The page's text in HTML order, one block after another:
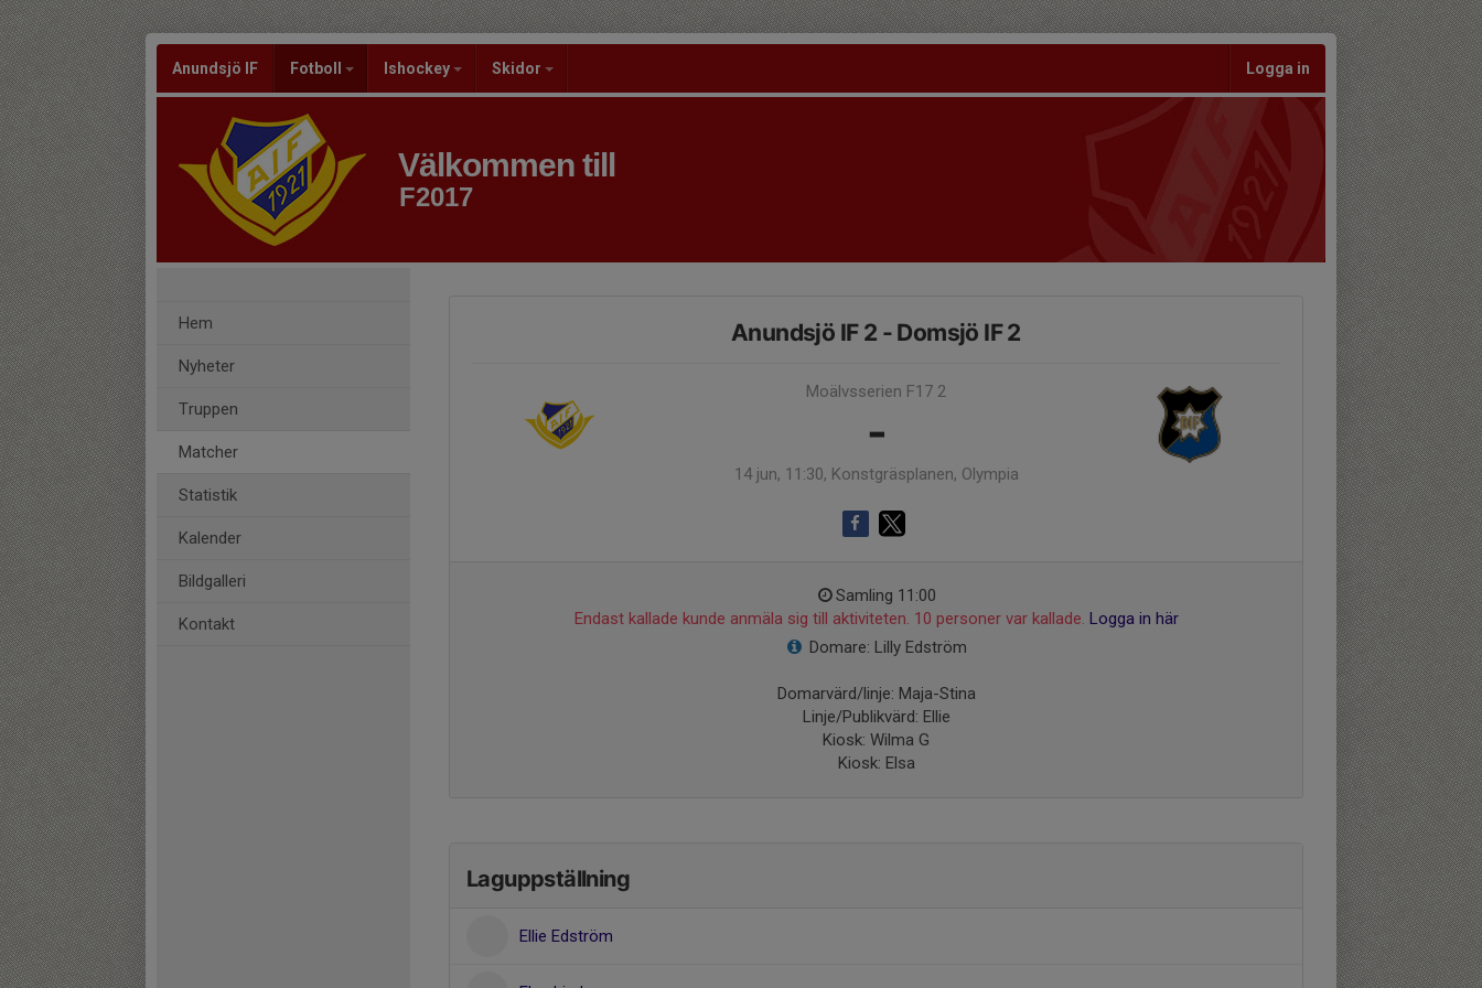
Anundsjö IF Fotboll Ishockey Skidor Logga in
Välkommen till
F2017
Hem
Nyheter
Truppen
Matcher
Statistik
Kalender
Bildgalleri
Kontakt
Anundsjö IF 2 - Domsjö IF 2
Moälvsserien F17 2
-
14 jun, 11:30, Konstgräsplanen, Olympia
Samling 11:00
Endast kallade kunde anmäla sig till aktiviteten. 10 personer var kallade. Logga in här
Domare: Lilly Edström
Domarvärd/linje: Maja-Stina
Linje/Publikvärd: Ellie
Kiosk: Wilma G
Kiosk: Elsa
Laguppställning
Ellie Edström